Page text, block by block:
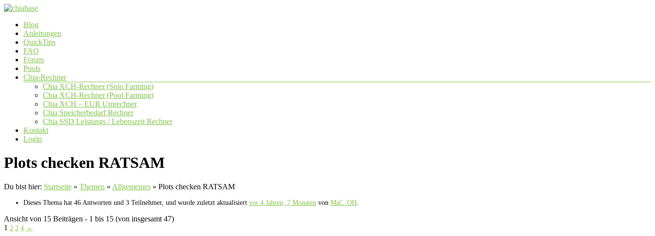
Zum
springen
chiabase
CHIA
Info-
Community
Seite
Menü
Blog
Anleitungen
QuickTips
FAQ
Forum
Pools
Chia-Rechner
Chia XCH-Rechner (Solo Farming)
Chia XCH-Rechner (Pool Farming)
Chia XCH – EUR Umrechner
Chia Speicherbedarf Rechner
Chia SSD Leistungs / Lebenszeit Rechner
Kontakt
Login
Plots checken RATSAM
Du bist hier: Startseite » Themen » Allgemeines » Plots checken RATSAM
Dieses Thema hat 46 Antworten und 3 Teilnehmer, und wurde zuletzt aktualisiert vor 4 Jahren, 7 Monaten von MaC_OH
Ansicht von 15 Beiträgen - 1 bis 15 (von insgesamt 47)
1 2 3 4 →